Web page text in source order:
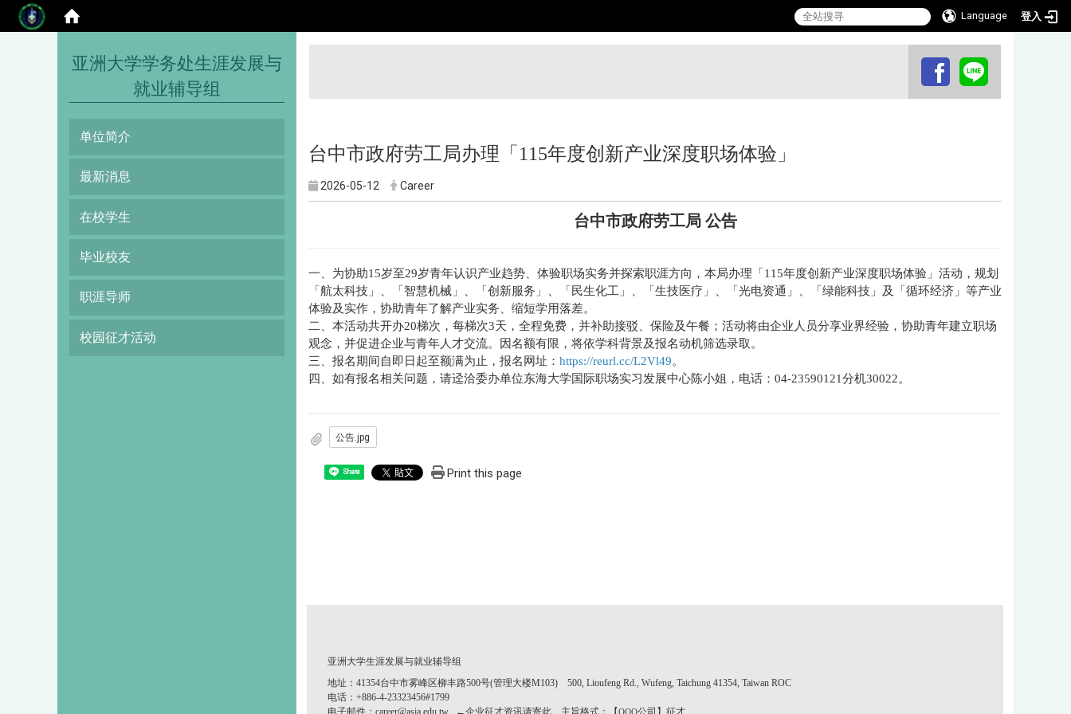
Language 登入
亚洲大学学务处生涯发展与
就业辅导组
单位简介
最新消息
在校学生
毕业校友
职涯导师
校园征才活动
台中市政府劳工局办理「115年度创新产业深度职场体验」
2026-05-12 Career
台中市政府劳工局 公告
一、为协助15岁至29岁青年认识产业趋势、体验职场实务并探索职涯方向，本局办理「115年度创新产业深度职场体验」活动，规划
「航太科技」、「智慧机械」、「创新服务」、「民生化工」、「生技医疗」、「光电资通」、「绿能科技」及「循环经济」等产业
体验及实作，协助青年了解产业实务、缩短学用落差。
二、本活动共开办20梯次，每梯次3天，全程免费，并补助接驳、保险及午餐；活动将由企业人员分享业界经验，协助青年建立职场
观念，并促进企业与青年人才交流。因名额有限，将依学科背景及报名动机筛选录取。
三、报名期间自即日起至额满为止，报名网址： https://reurl.cc/L2Vl49。
四、如有报名相关问题，请迳洽委办单位东海大学国际职场实习发展中心陈小姐，电话：04-23590121分机30022。
公告.jpg
Share Print this page
亚洲大学生涯发展与就业辅导组
地址：41354台中市雾峰区柳丰路500号(管理大楼M103) 500, Lioufeng Rd., Wufeng, Taichung 41354, Taiwan ROC
电话：+886-4-23323456#1799
电子邮件：career@asia.edu.tw ←企业征才资讯请寄此。主旨格式：【OOO公司】征才